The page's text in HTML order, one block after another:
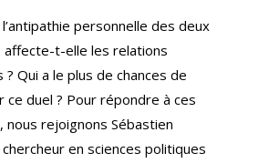
personnelle des deux
affecte-t-elle les relations
? Qui a le plus de chances de
duel ? Pour répondre à ces
nous rejoignons Sébastien
en sciences politiques